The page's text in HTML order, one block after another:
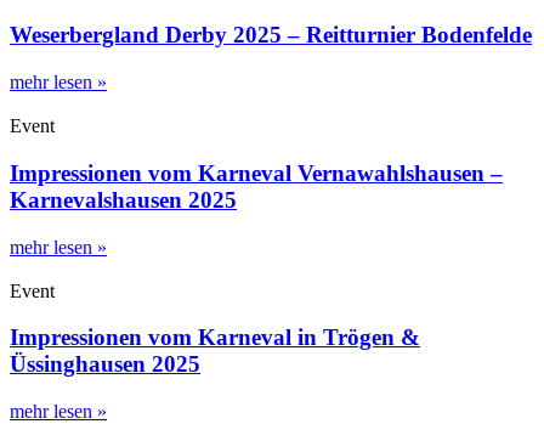
Weserbergland Derby 2025 – Reitturnier Bodenfelde
mehr lesen »
Event
Impressionen vom Karneval Vernawahlshausen –
Karnevalshausen 2025
mehr lesen »
Event
Impressionen vom Karneval in Trögen &
Üssinghausen 2025
mehr lesen »